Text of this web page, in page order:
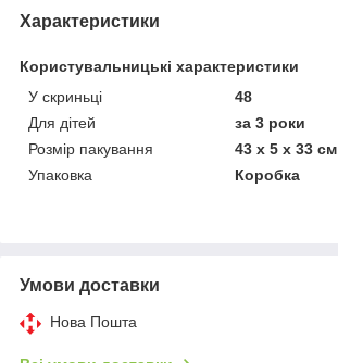
Характеристики
Користувальницькі характеристики
У скриньці
48
Для дітей
за 3 роки
Розмір пакування
43 х 5 х 33 см
Упаковка
Коробка
Умови доставки
Нова Пошта